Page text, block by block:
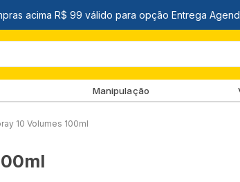
Manipulação
10 Volumes 100ml